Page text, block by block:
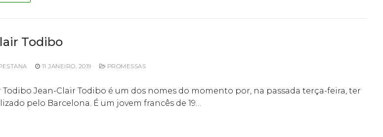
Todibo
11 JANEIRO, 2019 PROMESSAS
Todibo Jean-Clair Todibo é um dos nomes do momento por, na passada terça-feira, ter
pelo Barcelona. É um jovem francês de 19…